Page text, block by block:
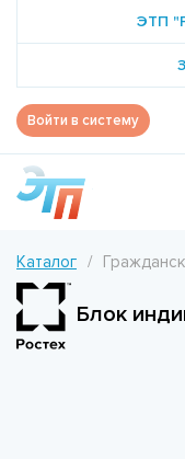
ЭТП
Войти в систему
Каталог
Блок